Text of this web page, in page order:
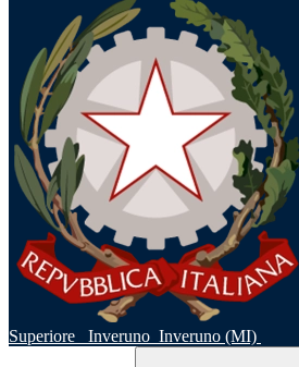
Superiore
Inveruno Inveruno (MI)